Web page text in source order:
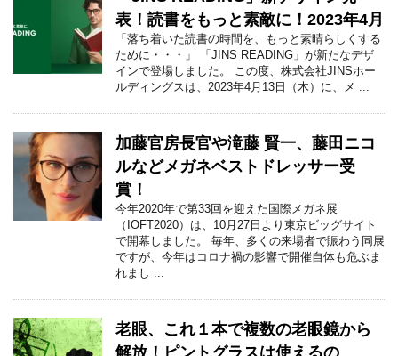
表！読書をもっと素敵に！2023年4月
「落ち着いた読書の時間を、もっと素晴らしくする
ために・・・」 「JINS READING」が新たなデザ
インで登場しました。 この度、株式会社JINSホー
ルディングスは、2023年4月13日（木）に、メ ...
加藤官房長官や滝藤 賢一、藤田ニコ
ルなどメガネベストドレッサー受
賞！
今年2020年で第33回を迎えた国際メガネ展
（IOFT2020）は、10月27日より東京ビッグサイト
で開幕しました。 毎年、多くの来場者で賑わう同展
ですが、今年はコロナ禍の影響で開催自体も危ぶま
れまし ...
老眼、これ１本で複数の老眼鏡から
解放！ピントグラスは使えるの